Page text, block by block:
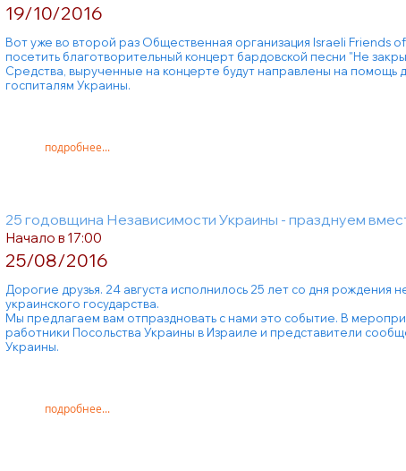
19/10/2016
Вот уже во второй раз Общественная организация Israeli Friends
посетить благотворительный концерт бардовской песни "Не
Средства, вырученные на концерте будут направлены на помощь
госпиталям Украины.
подробнее...
25 годовщина Независимости Украины - празднуем
Начало в 17:00
25/08/2016
Дорогие друзья. 24 августа исполнилось 25 лет со дня рождения
украинского государства.
Мы предлагаем вам отпраздновать с нами это событие. В
работники Посольства Украины в Израиле и представители
Украины.
подробнее...